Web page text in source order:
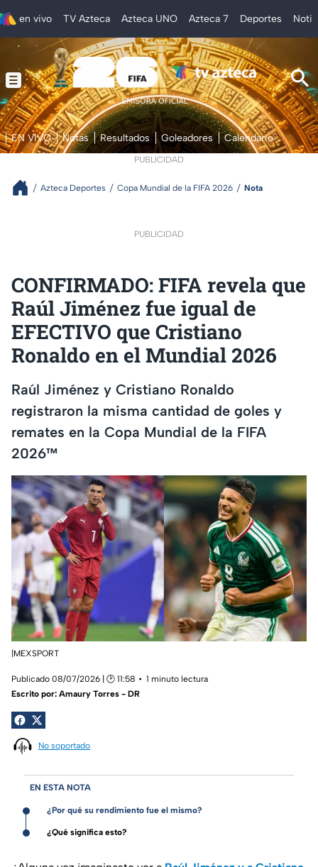
en vivo TV Azteca Azteca UNO Azteca 7 Deportes
EN VIVO Notas Resultados Goleadores Calendario
PUBLICIDAD
Azteca Deportes Copa Mundial de la FIFA 2026 Nota
PUBLICIDAD
CONFIRMADO: FIFA revela que
Raúl Jiménez fue igual de
EFECTIVO que Cristiano
Ronaldo en el Mundial 2026
Raúl Jiménez y Cristiano Ronaldo
registraron la misma cantidad de goles y
remates en la Copa Mundial de la FIFA
2026™
|MEXSPORT
Publicado 08/07/2026 | 🕑 11:58
1 minuto lectura
Escrito por: Amaury Torres - DR
No soportado
EN ESTA NOTA
¿Por qué su rendimiento fue el mismo?
¿Qué significa esto?